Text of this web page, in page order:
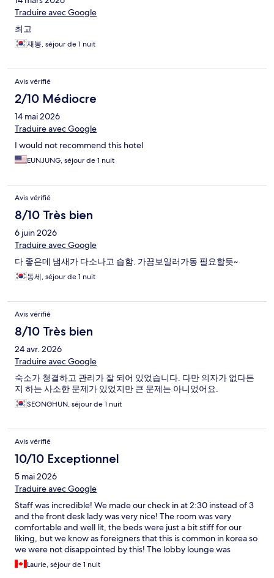
Traduire avec Google
최고
재봉, séjour de 1 nuit
Avis vérifié
2/10 Médiocre
14 mai 2026
Traduire avec Google
I would not recommend this hotel
EUNJUNG, séjour de 1 nuit
Avis vérifié
8/10 Très bien
6 juin 2026
Traduire avec Google
다 좋은데 냄새가 다소나고 습함. 가끔보일러가동 필요할듯~
동세, séjour de 1 nuit
Avis vérifié
8/10 Très bien
24 avr. 2026
Traduire avec Google
숙소가 청결하고 관리가 잘 되어 있었습니다. 다만 의자가 없다든
지 하는 사소한 문제가 있었지만 큰 문제는 아니었어요.
SEONGHUN, séjour de 1 nuit
Avis vérifié
10/10 Exceptionnel
5 mai 2026
Traduire avec Google
Staff was incredible! We made our check in at 2:30 instead of 3
and the front desk lady was very nice! The room was very
comfortable and well lit, the beds were just a bit stiff for our
liking, but we know as foreigners that this is common in korea so
we were not disappointed by this! The lobby lounge was
supper comfortable and nice. Overall we had a great time:)
Laurie, séjour de 1 nuit